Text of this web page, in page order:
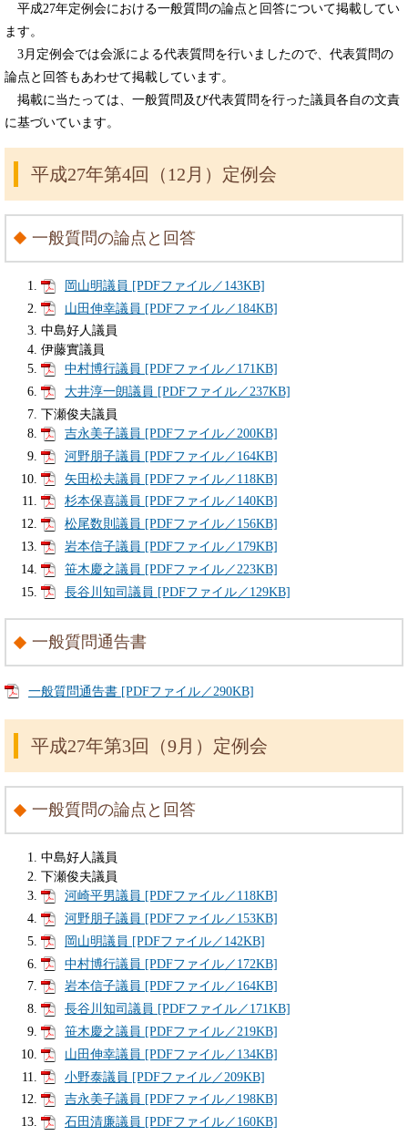
平成27年定例会における一般質問の論点と回答について掲載してい
ます。
3月定例会では会派による代表質問を行いましたので、代表質問の
論点と回答もあわせて掲載しています。
掲載に当たっては、一般質問及び代表質問を行った議員各自の文責
に基づいています。
平成27年第4回（12月）定例会
一般質問の論点と回答
岡山明議員 [PDFファイル／143KB]
山田伸幸議員 [PDFファイル／184KB]
中島好人議員
伊藤實議員
中村博行議員 [PDFファイル／171KB]
大井淳一朗議員 [PDFファイル／237KB]
下瀬俊夫議員
吉永美子議員 [PDFファイル／200KB]
河野朋子議員 [PDFファイル／164KB]
矢田松夫議員 [PDFファイル／118KB]
杉本保喜議員 [PDFファイル／140KB]
松尾数則議員 [PDFファイル／156KB]
岩本信子議員 [PDFファイル／179KB]
笹木慶之議員 [PDFファイル／223KB]
長谷川知司議員 [PDFファイル／129KB]
一般質問通告書
一般質問通告書 [PDFファイル／290KB]
平成27年第3回（9月）定例会
一般質問の論点と回答
中島好人議員
下瀬俊夫議員
河崎平男議員 [PDFファイル／118KB]
河野朋子議員 [PDFファイル／153KB]
岡山明議員 [PDFファイル／142KB]
中村博行議員 [PDFファイル／172KB]
岩本信子議員 [PDFファイル／164KB]
長谷川知司議員 [PDFファイル／171KB]
笹木慶之議員 [PDFファイル／219KB]
山田伸幸議員 [PDFファイル／134KB]
小野泰議員 [PDFファイル／209KB]
吉永美子議員 [PDFファイル／198KB]
石田清廉議員 [PDFファイル／160KB]